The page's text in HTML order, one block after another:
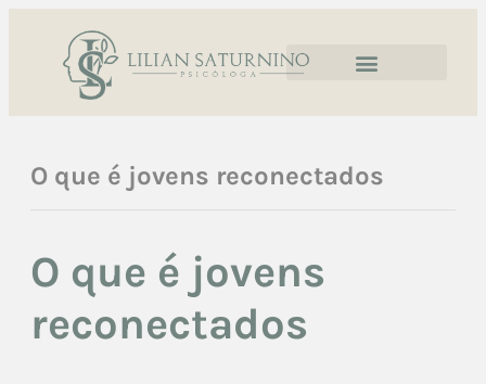
O que é jovens reconectados
O que é jovens
reconectados